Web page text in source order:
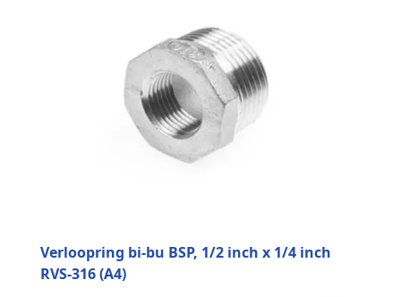
Verloopring bi-bu BSP, 1/2 inch x 1/4 inch
RVS-316 (A4)